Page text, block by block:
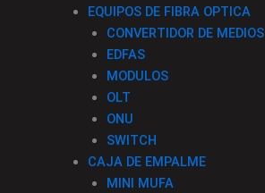
EQUIPOS DE FIBRA OPTICA
CONVERTIDOR DE MEDIOS
EDFAS
MODULOS
OLT
ONU
SWITCH
CAJA DE EMPALME
MINI MUFA